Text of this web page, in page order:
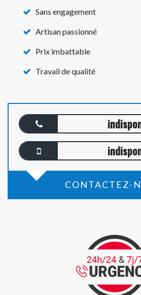
Sans engagement
Artisan passionné
Prix imbattable
Travail de qualité
CONTACTEZ-